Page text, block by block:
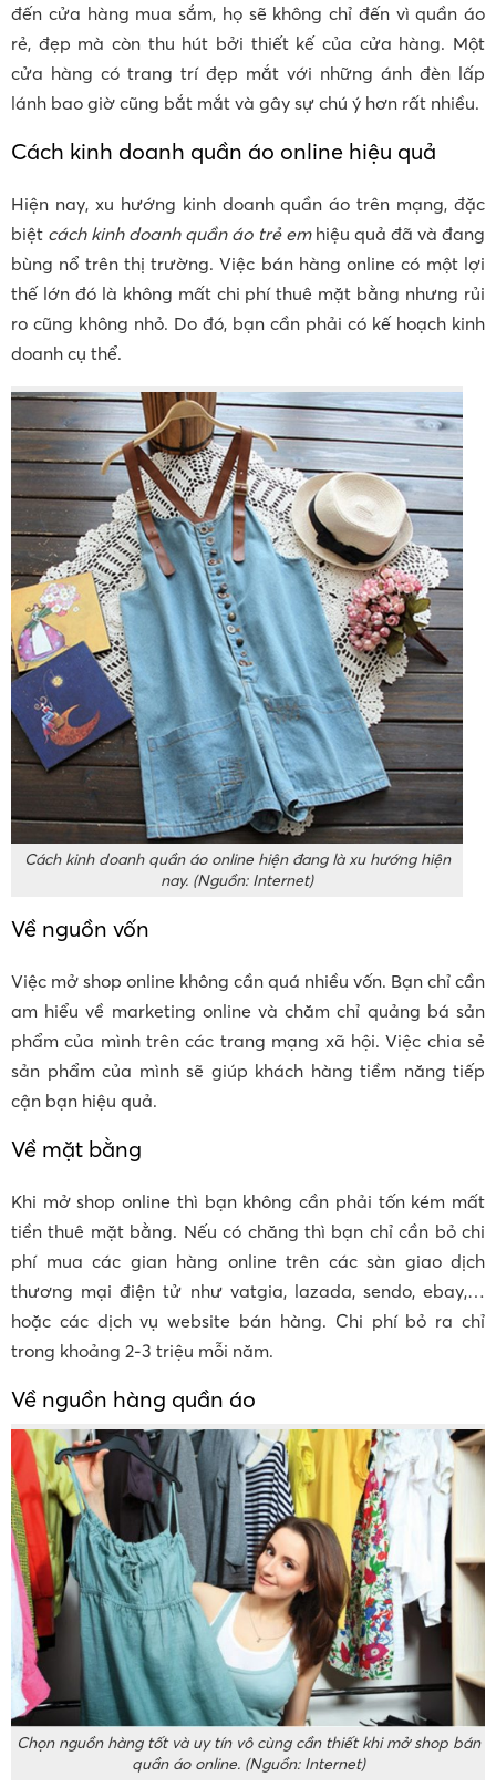
đến cửa hàng mua sắm, họ sẽ không chỉ đến vì quần áo
rẻ, đẹp mà còn thu hút bởi thiết kế của cửa hàng. Một
cửa hàng có trang trí đẹp mắt với những ánh đèn lấp
lánh bao giờ cũng bắt mắt và gây sự chú ý hơn rất nhiều.
Cách kinh doanh quần áo online hiệu quả
Hiện nay, xu hướng kinh doanh quần áo trên mạng, đặc
biệt cách kinh doanh quần áo trẻ emhiệu quả đã và đang
bùng nổ trên thị trường. Việc bán hàng online có một lợi
thế lớn đó là không mất chi phí thuê mặt bằng nhưng rủi
ro cũng không nhỏ. Do đó, bạn cần phải có kế hoạch kinh
doanh cụ thể.
Cách kinh doanh quần áo online hiện đang là xu hướng hiện
nay. (Nguồn: Internet)
Về nguồn vốn
Việc mở shop online không cần quá nhiều vốn. Bạn chỉ cần
am hiểu về marketing online và chăm chỉ quảng bá sản
phẩm của mình trên các trang mạng xã hội. Việc chia sẻ
sản phẩm của mình sẽ giúp khách hàng tiềm năng tiếp
cận bạn hiệu quả.
Về mặt bằng
Khi mở shop online thì bạn không cần phải tốn kém mất
tiền thuê mặt bằng. Nếu có chăng thì bạn chỉ cần bỏ chi
phí mua các gian hàng online trên các sàn giao dịch
thương mại điện tử như vatgia, lazada, sendo, ebay,…
hoặc các dịch vụ website bán hàng. Chi phí bỏ ra chỉ
trong khoảng 2-3 triệu mỗi năm.
Về nguồn hàng quần áo
Chọn nguồn hàng tốt và uy tín vô cùng cần thiết khi mở shop bán
quần áo online. (Nguồn: Internet)